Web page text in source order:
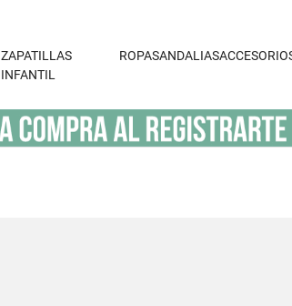
ZAPATILLAS
INFANTIL
ROPASANDALIAS